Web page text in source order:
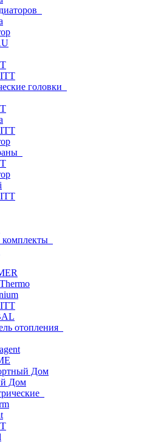
головки
отопления
Дом
Дом